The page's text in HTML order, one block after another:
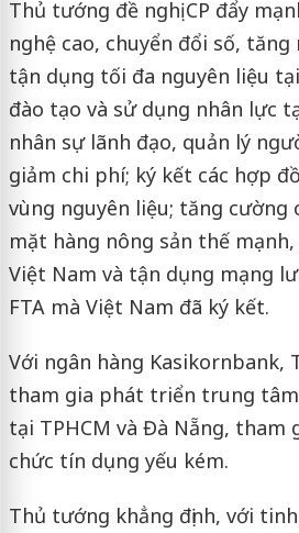
Thủ tướng đề nghị CP đẩy
nghệ cao, chuyển đổi số,
tận dụng tối đa nguyên liệu
đào tạo và sử dụng nhân lực
nhân sự lãnh đạo, quản lý
giảm chi phí; ký kết các hợp
vùng nguyên liệu; tăng cường
mặt hàng nông sản thế
Việt Nam và tận dụng mạng
FTA mà Việt Nam đã ký kết.
Với ngân hàng Kasikornbank,
tham gia phát triển trung
tại TPHCM và Đà Nẵng, tham
chức tín dụng yếu kém.
Thủ tướng khẳng định, với